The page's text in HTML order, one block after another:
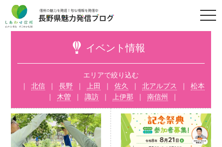
t
o
i
o
n
イベント情報
エリアで絞り込む
北信
長野 上田 佐久 北アルプス
松本
木曽
諏訪 上伊那 南信州